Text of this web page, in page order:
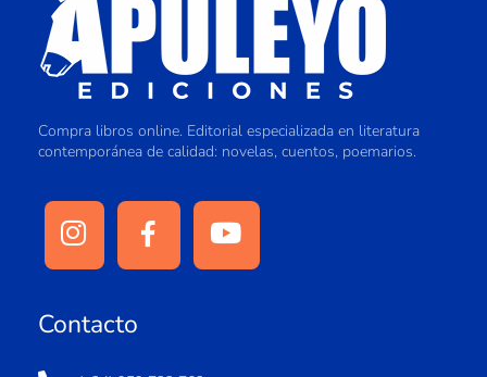
Compra libros online. Editorial especializada en literatura
contemporánea de calidad: novelas, cuentos, poemarios.
Contacto